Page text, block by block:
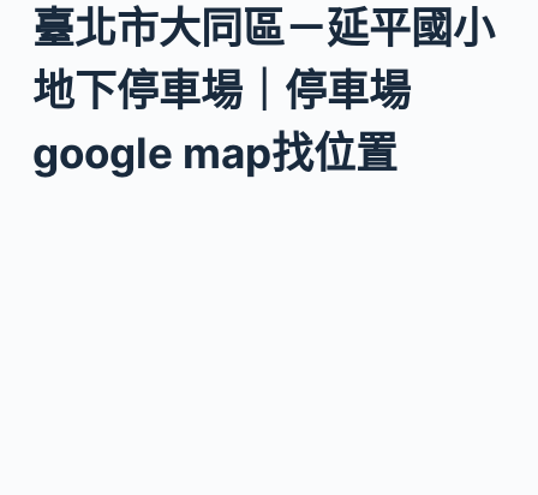
臺北市大同區－延平國小
地下停車場｜停車場
google map找位置